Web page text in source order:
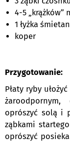
4-5 „krążków”
1 łyżka
koper
Przygotowanie:
Płaty ryby
oprószyć solą i
ząbkami
oprószyć